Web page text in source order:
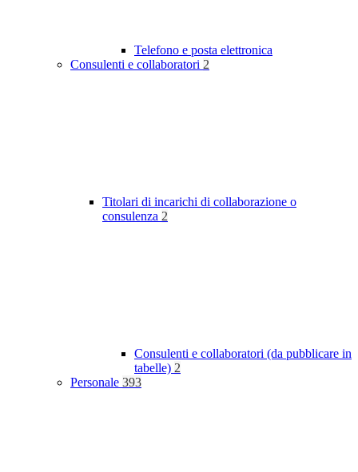
Telefono e posta elettronica
Consulenti e collaboratori 2
Titolari di incarichi di collaborazione o
consulenza 2
Consulenti e collaboratori (da pubblicare in
tabelle) 2
Personale 393